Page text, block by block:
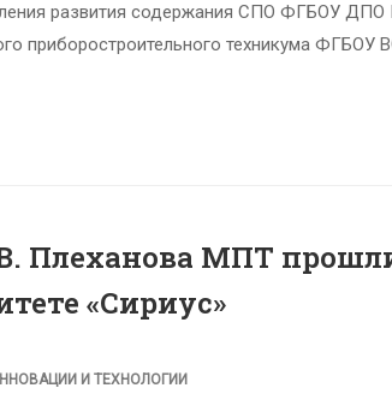
развития содержания СПО ФГБОУ
приборостроительного техникума ФГБОУ
Плеханова МПТ
«Сириус»
И ТЕХНОЛОГИИ